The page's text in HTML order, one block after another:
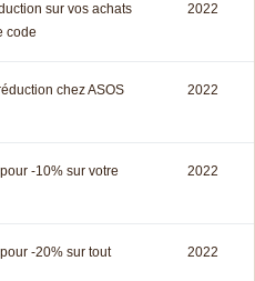
sur vos achats
code
2022
chez ASOS
2022
-10% sur votre
2022
-20% sur tout 2022